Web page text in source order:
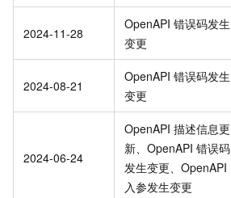
2024-11-28
OpenAPI 错误码发生
变更
2024-08-21
OpenAPI 错误码发生
变更
2024-06-24
OpenAPI 描述信息更
新、OpenAPI 错误码
发生变更、OpenAPI
入参发生变更